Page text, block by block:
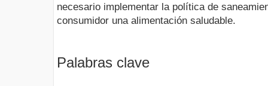
necesario implementar la política de
consumidor una alimentación saludable.
Palabras clave